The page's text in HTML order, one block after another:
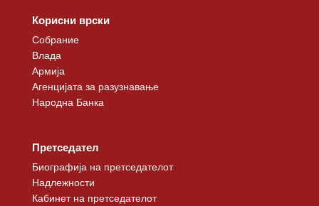
Корисни врски
Собрание
Влада
Армија
Агенцијата за разузнавање
Народна Банка
Претседател
Биографија на претседателот
Надлежности
Кабинет на претседателот